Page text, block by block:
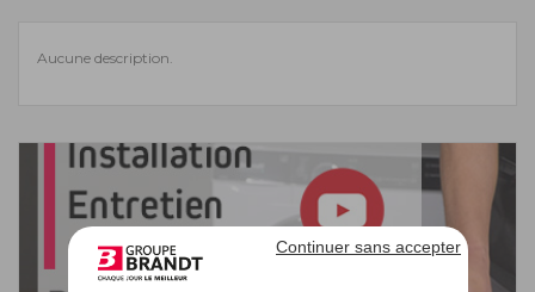
Continuer sans accepter
Aucune description.